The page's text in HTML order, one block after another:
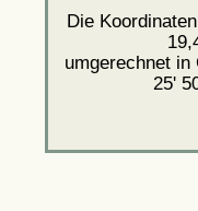
Die
umgerechnet in
25'